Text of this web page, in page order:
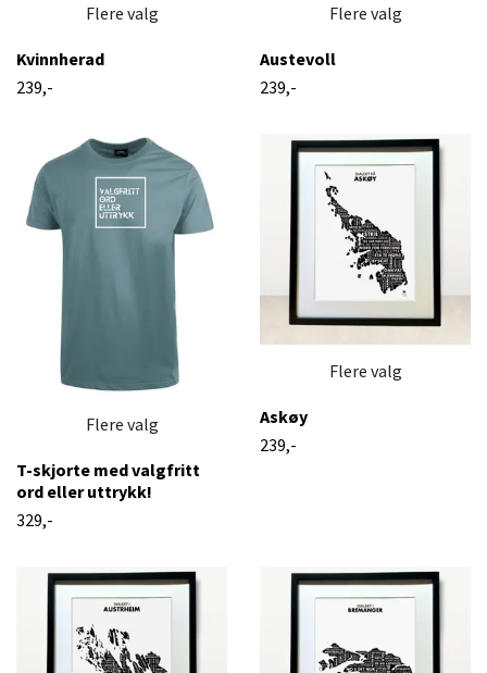
Flere valg
Kvinnherad
239,-
Flere valg
Austevoll
239,-
Flere valg
T-skjorte med valgfritt
ord eller uttrykk!
329,-
Flere valg
Askøy
239,-